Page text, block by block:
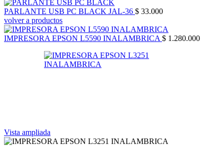
PARLANTE USB PC BLACK JAL-36 $ 33.000
volver a productos
IMPRESORA EPSON L5590 INALAMBRICA $ 1.280.000
Vista ampliada